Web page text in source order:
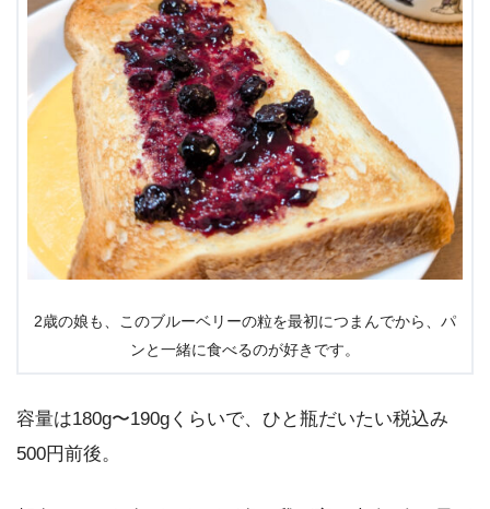
2歳の娘も、このブルーベリーの粒を最初につまんでから、パ
ンと一緒に食べるのが好きです。
容量は180g〜190gくらいで、ひと瓶だいたい税込み
500円前後。